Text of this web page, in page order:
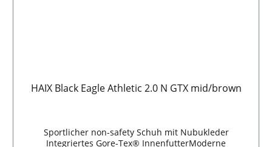
HAIX Black Eagle Athletic 2.0 N GTX mid/brown
Sportlicher non-safety Schuh mit Nubukleder
Integriertes Gore-Tex® InnenfutterModerne